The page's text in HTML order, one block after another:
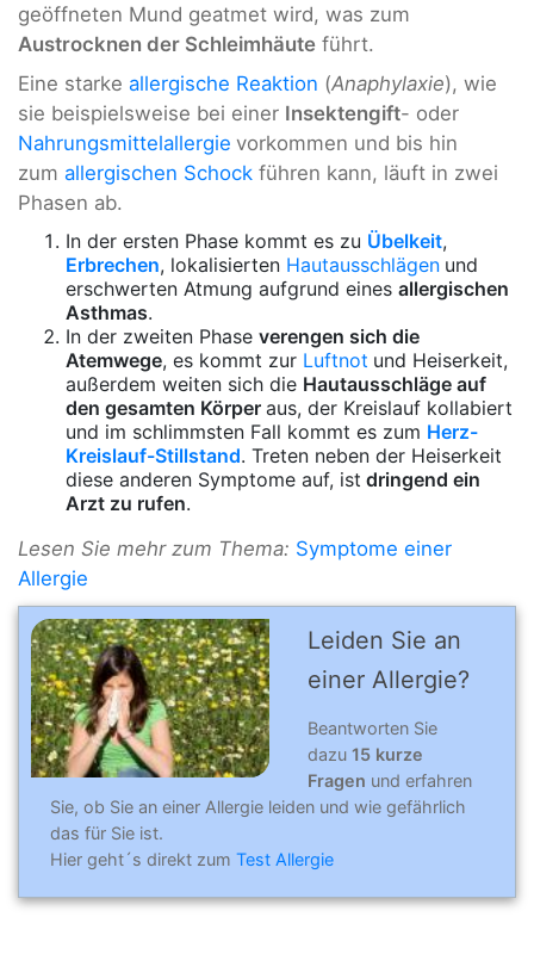
geöffneten Mund geatmet wird, was zum
Austrocknen der Schleimhäute führt.
Eine starke allergische Reaktion (Anaphylaxie), wie
sie beispielsweise bei einer Insektengift- oder
Nahrungsmittelallergie vorkommen und bis hin
zum allergischen Schock führen kann, läuft in zwei
Phasen ab.
In der ersten Phase kommt es zu Übelkeit,
Erbrechen, lokalisierten Hautausschlägen und
erschwerten Atmung aufgrund eines allergischen
Asthmas.
In der zweiten Phase verengen sich die
Atemwege, es kommt zur Luftnot und Heiserkeit,
außerdem weiten sich die Hautausschläge auf
den gesamten Körper aus, der Kreislauf kollabiert
und im schlimmsten Fall kommt es zum Herz-
Kreislauf-Stillstand. Treten neben der Heiserkeit
diese anderen Symptome auf, ist dringend ein
Arzt zu rufen.
Lesen Sie mehr zum Thema: Symptome einer
Allergie
Leiden Sie an
einer Allergie?
Beantworten Sie
dazu 15 kurze
Fragen und erfahren
Sie, ob Sie an einer Allergie leiden und wie gefährlich
das für Sie ist.
Hier geht´s direkt zum Test Allergie